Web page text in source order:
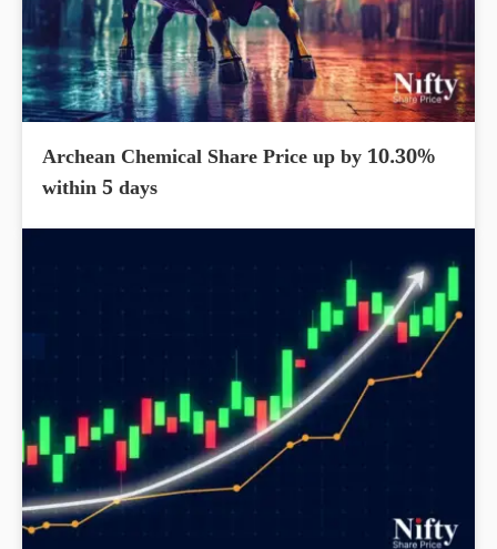
Archean Chemical Share Price up by 10.30%
within 5 days